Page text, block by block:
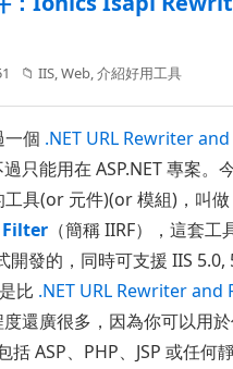
📁IIS,Web,介紹好用工具
一個 .NET URL Rewriter
只能用在 ASP.NET 專案。
工具(or 元件)(or 模組)，叫
（簡稱 IIRF），這套工
開發的，同時可支援 IIS 5.0,
比 .NET URL Rewriter and
還廣很多，因為你可以用
括 ASP、PHP、JSP 或任何